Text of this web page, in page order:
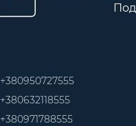
+380950727555
+380632118555
+380971788555